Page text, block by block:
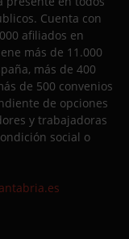
Cuenta con
afiliados en
más de 11.000
más de 400
de 500 convenios
de opciones
y trabajadoras
social o